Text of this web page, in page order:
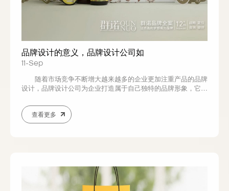
品牌设计的意义，品牌设计公司如
11-Sep
随着市场竞争不断增大越来越多的企业更加注重产品的品牌
设计，品牌设计公司为企业打造属于自己独特的品牌形象，它是
更大力度的宣传企业，从而提升市场竞争力。 品牌设计公司
的首要任务是建立属于企业本身区别于同行之间的差异，具有独
特的识别度，品牌设计中非常关键的一部分就...
查看更多